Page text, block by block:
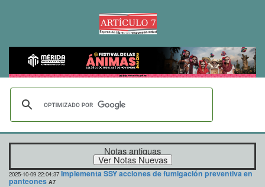
Notas antiguas
2025-10-09 22:04:37 Implementa SSY acciones de fumigación preventiva en
panteones A7